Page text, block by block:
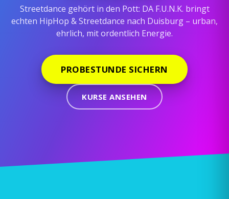
Streetdance gehört in den Pott: DA F.U.N.K. bringt
echten HipHop & Streetdance nach Duisburg – urban,
ehrlich, mit ordentlich Energie.
PROBESTUNDE SICHERN
KURSE ANSEHEN